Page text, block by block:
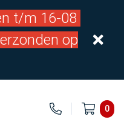
t/m 16-08
op
0